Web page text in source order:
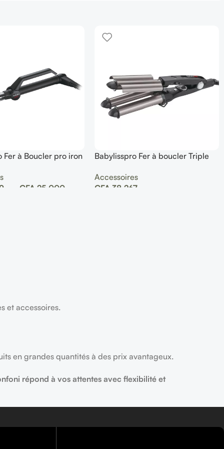
Fer à Boucler pro iron
CFA 25.000
Babylisspro Fer à boucler Triple
Accessoires
CFA 38.267
et accessoires.
en grandes quantités à des prix avantageux.
répond à vos attentes avec flexibilité et